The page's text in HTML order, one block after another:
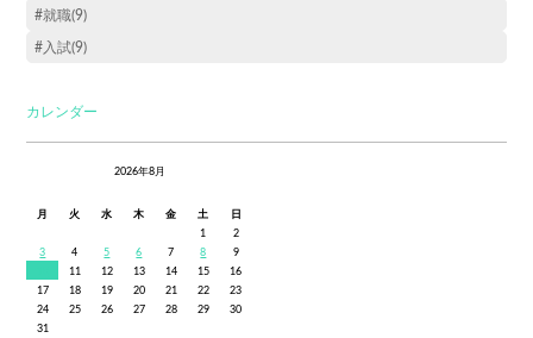
#就職(9)
#入試(9)
カレンダー
2026年8月
月 火 水 木 金 土
日
1
2
3
4 5 6 7 8
9
11 12 13 14 15
16
17
18 19 20 21 22
23
24
25 26 27 28 29
30
31